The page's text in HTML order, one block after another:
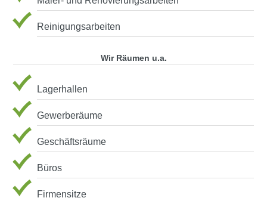
Reinigungsarbeiten
Wir Räumen u.a.
Lagerhallen
Gewerberäume
Geschäftsräume
Büros
Firmensitze